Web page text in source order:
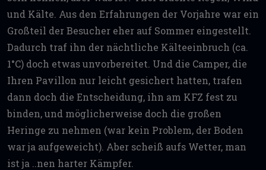
und Kälte. Aus den Erfahrungen der Vorjahre war ein
Großteil der Besucher eher auf Sommer eingestellt.
Dadurch traf ihn der nächtliche Kälteeinbruch (ca.
1°C) doch etwas unvorbereitet. Und die Camper, die
Ihren Pavillon nur leicht gesichert hatten, trafen
dann doch die Entscheidung, ihn am KFZ fest zu
binden, und möglicherweise doch die großen
Heringe zu nehmen (war kein Problem, der Boden
war ja aufgeweicht). Aber scheiß aufs Wetter, man
ist ja ..nen harter Kämpfer.